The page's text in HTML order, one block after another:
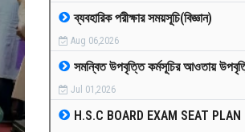
ক্রীড়া প্রতিযোগিতা -২০২৫
ব্যবহারিক পরীক্ষার সময়সূচি(বিজ্ঞান)
Aug 06,2026
সমন্বিত উপবৃত্তি কর্মসূচির আওতায়
Jul 01,2026
H.S.C BOARD EXAM SEAT